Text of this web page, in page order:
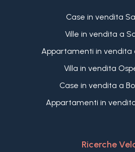
Case in vendita
Ville in vendita a
Appartamenti in vendita
Villa in vendita
Case in vendita a
Appartamenti in
Ricerche